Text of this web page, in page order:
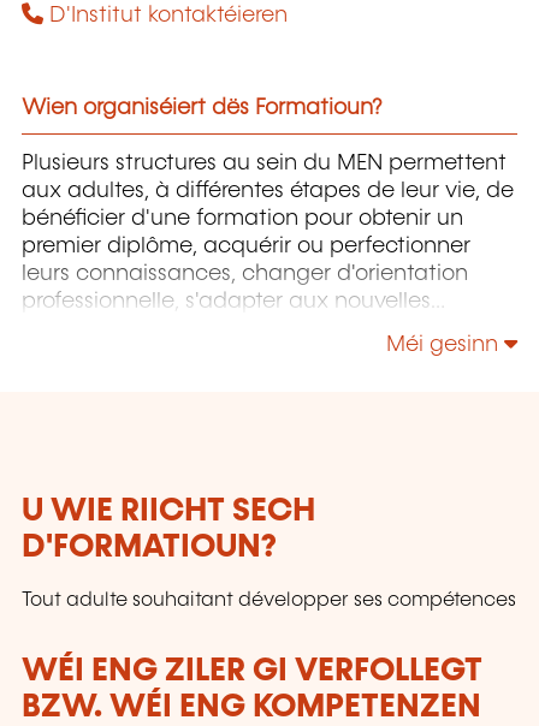
D'Institut kontaktéieren
Wien organiséiert dës Formatioun?
Plusieurs structures au sein du MEN permettent
aux adultes, à différentes étapes de leur vie, de
bénéficier d'une formation pour obtenir un
premier diplôme, acquérir ou perfectionner
leurs connaissances, changer d'orientation
professionnelle, s'adapter aux nouvelles
technologies, enrichir leur culture personnelle...
Méi gesinn
U WIE RIICHT SECH
D'FORMATIOUN?
Tout adulte souhaitant développer ses compétences
WÉI ENG ZILER GI VERFOLLEGT
BZW. WÉI ENG KOMPETENZEN